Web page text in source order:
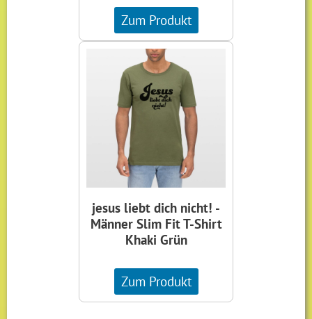
Zum Produkt
jesus liebt dich nicht! -
Männer Slim Fit T-Shirt
Khaki Grün
Zum Produkt